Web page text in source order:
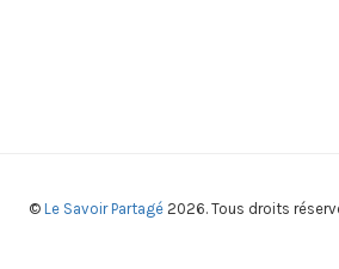
© Le Savoir Partagé 2026. Tous droits